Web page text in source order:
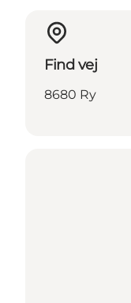
Find vej
8680 Ry